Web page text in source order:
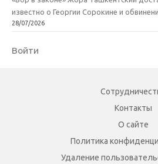
известно о Георгии Сорокине и
28/07/2026
Войти
Контакты
О сайте
Политика
Удаление